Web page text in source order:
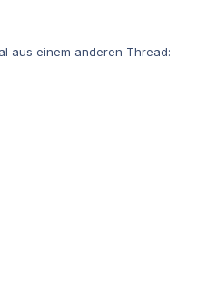
aus einem anderen Thread: